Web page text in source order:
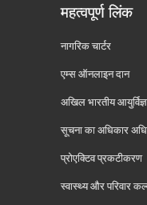
महत्वपूर्ण लिंक
नागरिक चार्टर
एम्स ऑनलाइन दान
अखिल भारतीय
सूचना का अधिकार
प्रोएक्टिव प्रकटीकरण
स्वास्थ्य और परिवार